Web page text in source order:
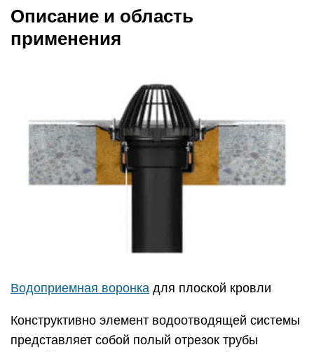
Описание и область
применения
Водоприемная воронка для плоской кровли
Конструктивно элемент водоотводящей системы
представляет собой полый отрезок трубы